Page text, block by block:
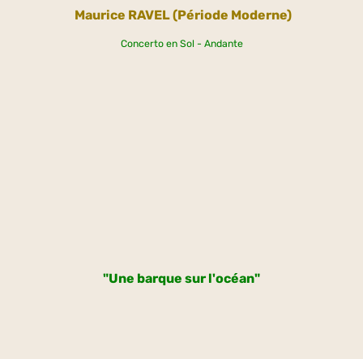
Maurice RAVEL (Période Moderne)
Concerto en Sol - Andante
"Une barque sur l'océan"